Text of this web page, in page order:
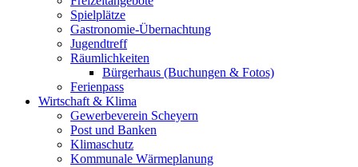
Spielplätze
Gastronomie-Übernachtung
Jugendtreff
Räumlichkeiten
Bürgerhaus (Buchungen & Fotos)
Ferienpass
Wirtschaft & Klima
Gewerbeverein Scheyern
Post und Banken
Klimaschutz
Kommunale Wärmeplanung